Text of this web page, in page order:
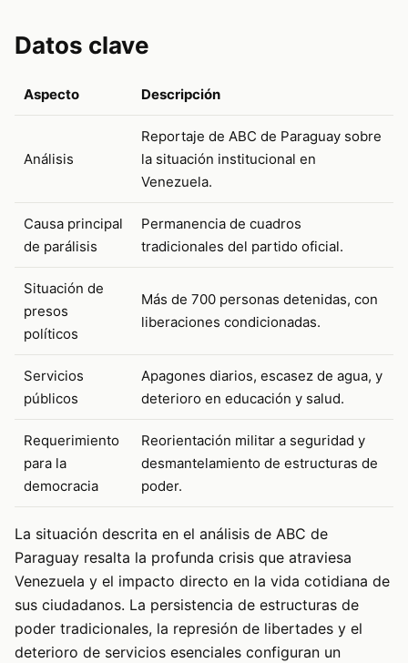
Datos clave
Aspecto Descripción
Análisis
Reportaje de ABC de Paraguay sobre
la situación institucional en
Venezuela.
Causa principal
de parálisis
Permanencia de cuadros
tradicionales del partido oficial.
Situación de
presos
políticos
Más de 700 personas detenidas, con
liberaciones condicionadas.
Servicios
públicos
Apagones diarios, escasez de agua, y
deterioro en educación y salud.
Requerimiento
para la
democracia
Reorientación militar a seguridad y
desmantelamiento de estructuras de
poder.
La situación descrita en el análisis de ABC de
Paraguay resalta la profunda crisis que atraviesa
Venezuela y el impacto directo en la vida cotidiana de
sus ciudadanos. La persistencia de estructuras de
poder tradicionales, la represión de libertades y el
deterioro de servicios esenciales configuran un